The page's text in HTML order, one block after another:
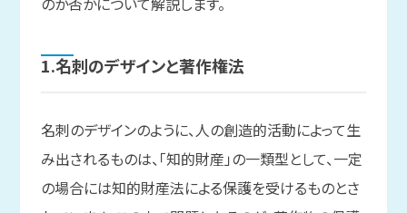
1.名刺のデザインと著作権法
名刺のデザインのように、人の創造的活動によって生
み出されるものは、「知的財産」の一類型として、一定
の場合には知的財産法による保護を受けるものとさ